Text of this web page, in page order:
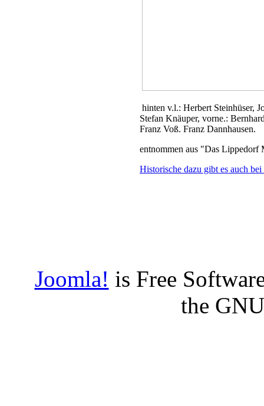
hinten v.l.: Herbert Steinhüser,
Stefan Knäuper, vorne.:
Franz Voß. Franz Dannhausen.
entnommen aus "Das
Historische dazu gibt es auch
Joomla! is Free
the